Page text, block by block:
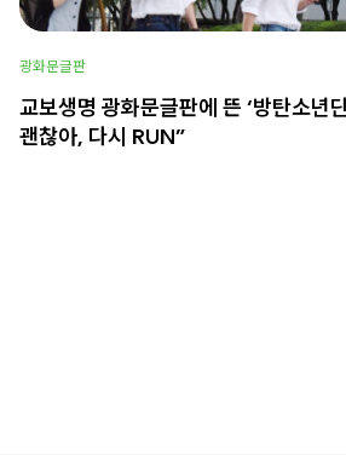
광화문글판
교보생명 광화문글판에 뜬 ‘방탄소년
괜찮아, 다시 RUN”